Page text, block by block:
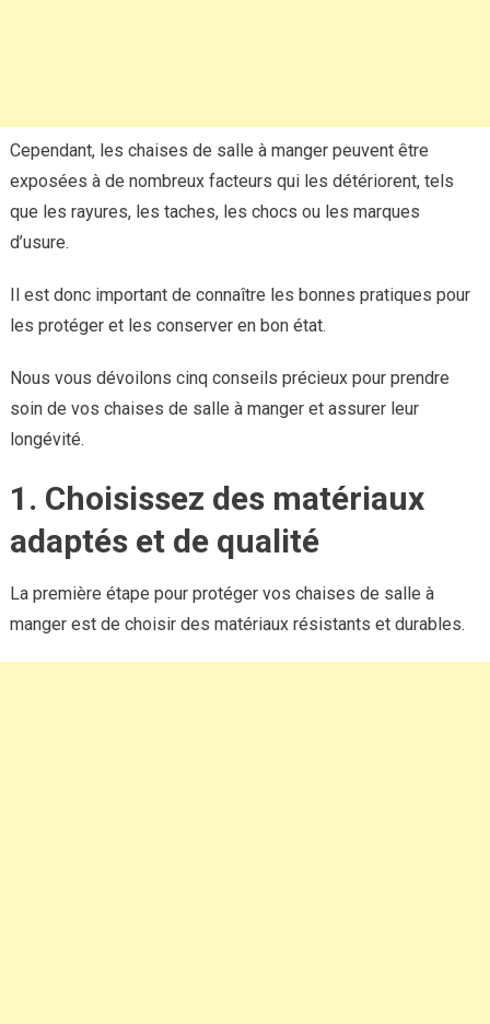
Cependant, les chaises de salle à manger peuvent être
exposées à de nombreux facteurs qui les détériorent, tels
que les rayures, les taches, les chocs ou les marques
d’usure.
Il est donc important de connaître les bonnes pratiques pour
les protéger et les conserver en bon état.
Nous vous dévoilons cinq conseils précieux pour prendre
soin de vos chaises de salle à manger et assurer leur
longévité.
1. Choisissez des matériaux
adaptés et de qualité
La première étape pour protéger vos chaises de salle à
manger est de choisir des matériaux résistants et durables.